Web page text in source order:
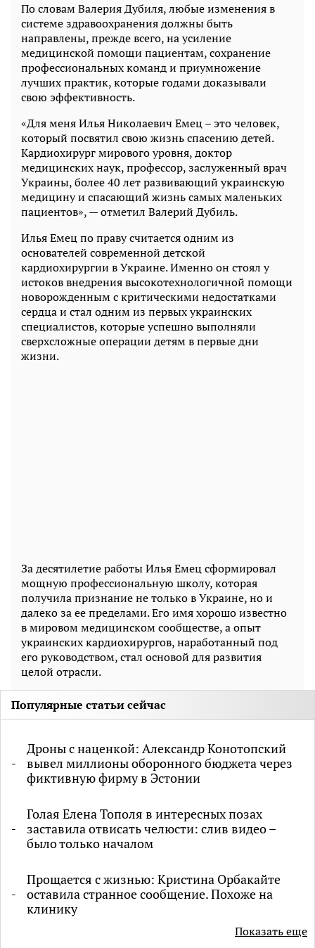
По словам Валерия Дубиля, любые изменения в
системе здравоохранения должны быть
направлены, прежде всего, на усиление
медицинской помощи пациентам, сохранение
профессиональных команд и приумножение
лучших практик, которые годами доказывали
свою эффективность.
«Для меня Илья Николаевич Емец – это человек,
который посвятил свою жизнь спасению детей.
Кардиохирург мирового уровня, доктор
медицинских наук, профессор, заслуженный врач
Украины, более 40 лет развивающий украинскую
медицину и спасающий жизнь самых маленьких
пациентов», — отметил Валерий Дубиль.
Илья Емец по праву считается одним из
основателей современной детской
кардиохирургии в Украине. Именно он стоял у
истоков внедрения высокотехнологичной помощи
новорожденным с критическими недостатками
сердца и стал одним из первых украинских
специалистов, которые успешно выполняли
сверхсложные операции детям в первые дни
жизни.
За десятилетие работы Илья Емец сформировал
мощную профессиональную школу, которая
получила признание не только в Украине, но и
далеко за ее пределами. Его имя хорошо известно
в мировом медицинском сообществе, а опыт
украинских кардиохирургов, наработанный под
его руководством, стал основой для развития
целой отрасли.
Популярные статьи сейчас
Дроны с наценкой: Александр Конотопский
вывел миллионы оборонного бюджета через
фиктивную фирму в Эстонии
Голая Елена Тополя в интересных позах
заставила отвисать челюсти: слив видео –
было только началом
Прощается с жизнью: Кристина Орбакайте
оставила странное сообщение. Похоже на
клинику
Показать еще